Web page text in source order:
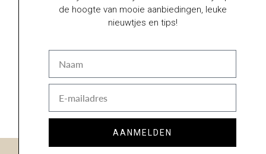
Categorieën
Niet gecategoriseerd
de hoogte van mooie aanbiedingen, leuke
nieuwtjes en tips!
mail
AANMELDEN